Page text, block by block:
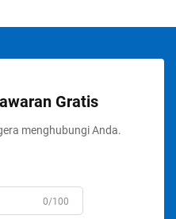
Gratis
menghubungi Anda.
0/100